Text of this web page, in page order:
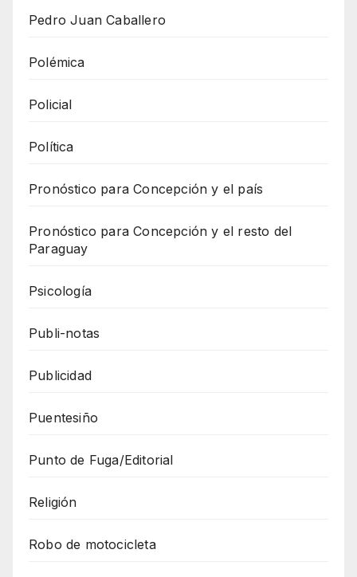
Pedro Juan Caballero
Polémica
Policial
Política
Pronóstico para Concepción y el país
Pronóstico para Concepción y el resto del
Paraguay
Psicología
Publi-notas
Publicidad
Puentesiño
Punto de Fuga/Editorial
Religión
Robo de motocicleta